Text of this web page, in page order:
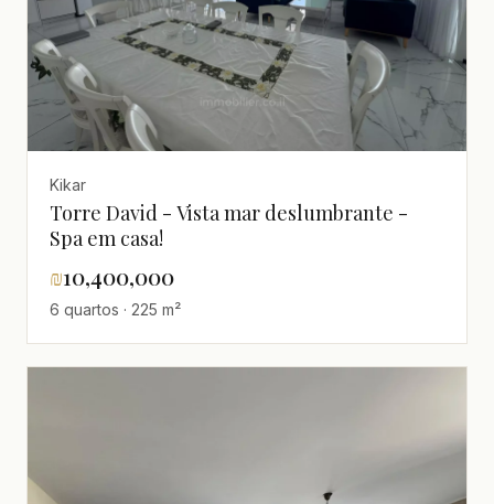
Kikar
Torre David - Vista mar deslumbrante -
Spa em casa!
₪10,400,000
6 quartos · 225 m²